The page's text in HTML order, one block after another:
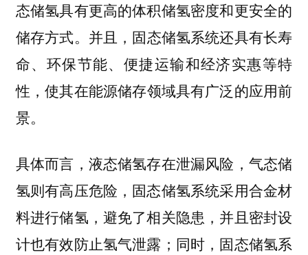
态储氢具有更高的体积储氢密度和更安全的
储存方式。并且， 固态储氢系统还具有长寿
命、环保节能、便捷运输和经济实惠等特
性，使其在能源储存领域具有广泛的应用前
景。
具体而言，液态储氢存在泄漏风险，气态储
氢则有高压危险，固态储氢系统采用合金材
料进行储氢，避免了相关隐患，并且密封设
计也有效防止氢气泄露；同时，固态储氢系